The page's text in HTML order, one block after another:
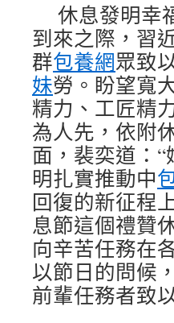
休息發明幸
到來之際，習
群包養網眾致
妹勞。盼望寬
精力、工匠精
為人先，依附
面，裴奕道：
明扎實推動中
回復的新征程
息節這個禮贊
向辛苦任務在
以節日的問候
前輩任務者致